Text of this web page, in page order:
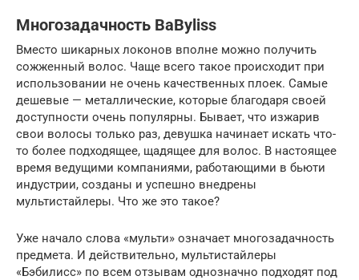
Многозадачность BaByliss
Вместо шикарных локонов вполне можно получить
сожженный волос. Чаще всего такое происходит при
использовании не очень качественных плоек. Самые
дешевые — металлические, которые благодаря своей
доступности очень популярны. Бывает, что изжарив
свои волосы только раз, девушка начинает искать что-
то более подходящее, щадящее для волос. В настоящее
время ведущими компаниями, работающими в бьюти
индустрии, созданы и успешно внедрены
мультистайлеры. Что же это такое?
Уже начало слова «мульти» означает многозадачность
предмета. И действительно, мультистайлеры
«Бэбилисс» по всем отзывам однозначно подходят под